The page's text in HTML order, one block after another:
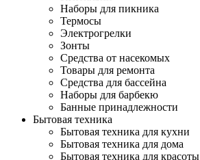
Наборы для пикника
Термосы
Электрогрелки
Зонты
Средства от насекомых
Товары для ремонта
Средства для бассейна
Наборы для барбекю
Банные принадлежности
Бытовая техника
Бытовая техника для кухни
Бытовая техника для дома
Бытовая техника для красоты